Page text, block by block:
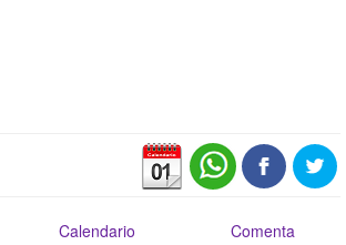
Calendario Comenta